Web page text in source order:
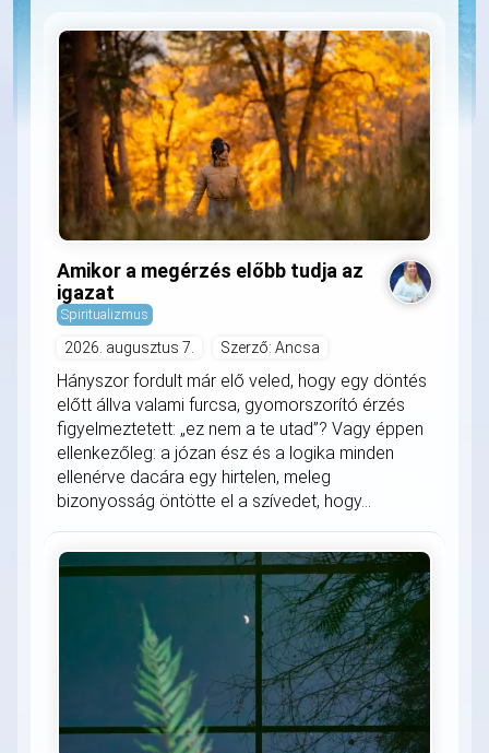
Amikor a megérzés előbb tudja az
igazat
Spiritualizmus
2026. augusztus 7. Szerző: Ancsa
Hányszor fordult már elő veled, hogy egy döntés
előtt állva valami furcsa, gyomorszorító érzés
figyelmeztetett: „ez nem a te utad”? Vagy éppen
ellenkezőleg: a józan ész és a logika minden
ellenérve dacára egy hirtelen, meleg
bizonyosság öntötte el a szívedet, hogy...